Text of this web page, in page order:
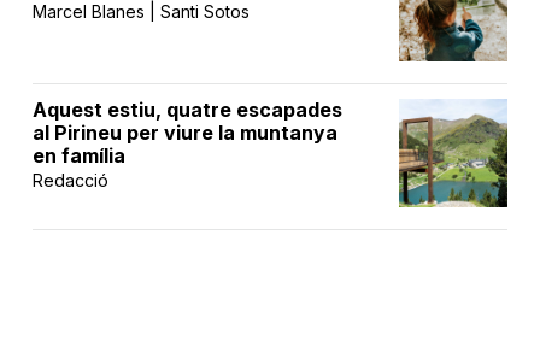
Marcel Blanes | Santi Sotos
Aquest estiu, quatre escapades
al Pirineu per viure la muntanya
en família
Redacció